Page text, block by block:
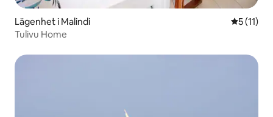
Lägenhet i Malindi 5 av 5 i
5 (11)
Tulivu Home